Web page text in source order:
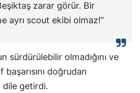
zarar görür. Bir
ayrı scout ekibi olmaz!”
sürdürülebilir olmadığını ve
başarısını doğrudan
dile getirdi.